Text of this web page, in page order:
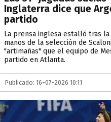
Inglaterra dice que
partido
La prensa inglesa estalló tras
manos de la selección de
"artimañas" que el equipo de
partido en Atlanta.
Publicado: 16-07-2026 10:11